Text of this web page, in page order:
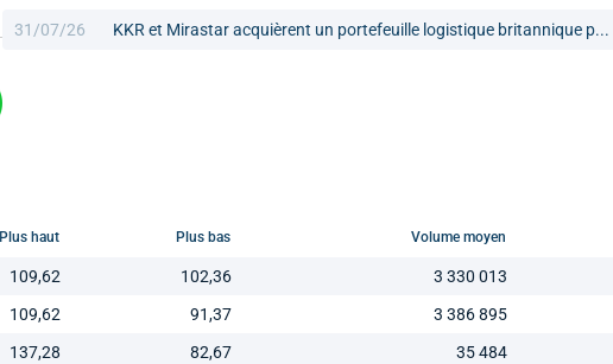
31/07/26 KKR et Mirastar acquièrent un portefeuille logistique britannique p...
Plus haut Plus bas Volume moyen
109,62 102,36 3 330 013
109,62 91,37 3 386 895
137,28 82,67 35 484